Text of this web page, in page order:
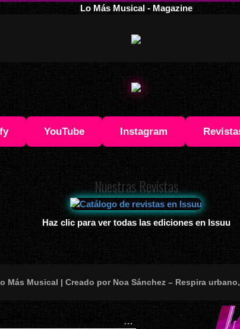
Lo Más Musical - Magazine
YouTube Instagram
Nuestras Revistas
Haz clic para ver todas las ediciones en Issuu
Más Musical | Creado por Noa Sánchez – Respira
La Muñeka, S.B.S., Kiko y Fran